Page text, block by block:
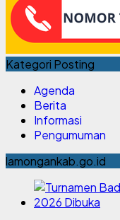
Kategori Posting
Agenda
Berita
Informasi
Pengumuman
lamongankab.go.id